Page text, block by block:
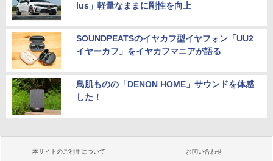
lus」軽量なままに剛性を向上
SOUNDPEATSのイヤカフ型イヤフォン「UU2
イヤーカフ」をイヤカフマニアが語る
鳥肌ものの「DENON HOME」サウンドを体感
した！
本サイトのご利用について お問い合わせ